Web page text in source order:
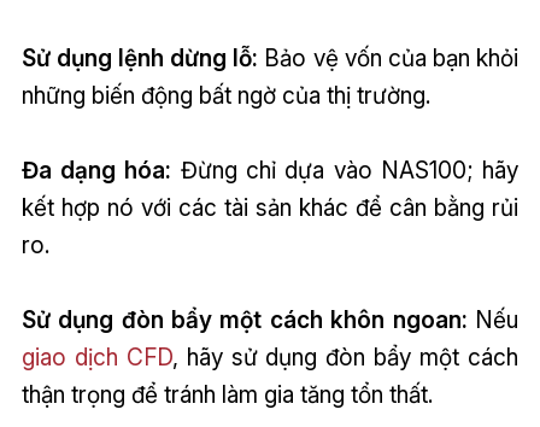
Sử dụng lệnh dừng lỗ: Bảo vệ vốn của bạn khỏi
những biến động bất ngờ của thị trường.
Đa dạng hóa: Đừng chỉ dựa vào NAS100; hãy
kết hợp nó với các tài sản khác để cân bằng rủi
ro.
Sử dụng đòn bẩy một cách khôn ngoan: Nếu
giao dịch CFD, hãy sử dụng đòn bẩy một cách
thận trọng để tránh làm gia tăng tổn thất.